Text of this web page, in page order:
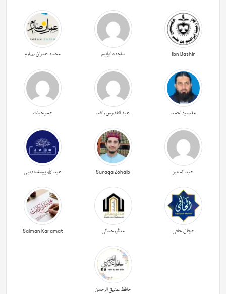
Ibn Bashir ساجدہ ابراہیم محمد عمران صارم
مقصود احمد عبد القدوس راشد عمر حیات
عبد المعیز Suraqa Zohaib عبد اللہ یوسف ذہبی
عرفان حافی مدثر رحمانی Salman Karamat
حافظ عتیق الرحمن